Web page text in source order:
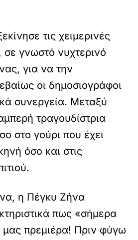
τις χειμερινές
σε γνωστό νυχτερινό
για να την
οι δημοσιογράφοι
συνεργεία. Μεταξύ
τραγουδίστρια
στο γούρι που έχει
όσο και στις
η Πέγκυ Ζήνα
πως «σήμερα
μας πρεμιέρα! Πριν φύγω